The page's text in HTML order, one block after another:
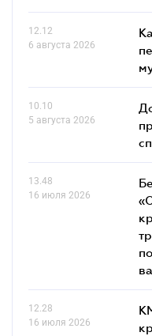
12.12
6 августа 2026
10.10
5 августа 2026
13.48
16 июля 2026
12.28
16 июля 2026